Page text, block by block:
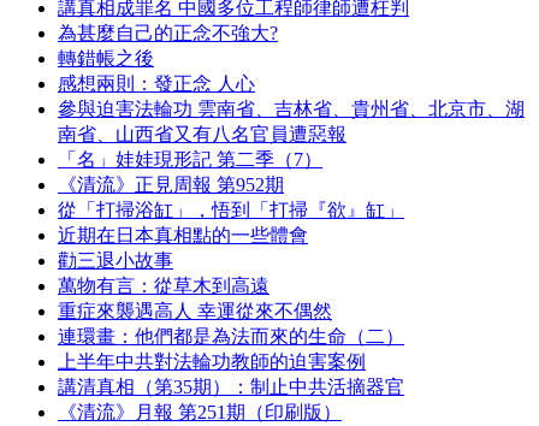
講真相成罪名 中國多位工程師律師遭枉判
為甚麼自己的正念不強大?
轉錯帳之後
感想兩則：發正念 人心
參與迫害法輪功 雲南省、吉林省、貴州省、北京市、湖
南省、山西省又有八名官員遭惡報
「名」娃娃現形記 第二季（7）
《清流》正見周報 第952期
從「打掃浴缸」，悟到「打掃『欲』缸」
近期在日本真相點的一些體會
勸三退小故事
萬物有言：從草木到高遠
重症來襲遇高人 幸運從來不偶然
連環畫：他們都是為法而來的生命（二）
上半年中共對法輪功教師的迫害案例
講清真相（第35期）：制止中共活摘器官
《清流》月報 第251期（印刷版）